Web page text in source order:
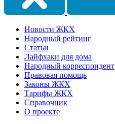
Новости ЖКХ
Народный рейтинг
Статьи
Лайфхаки для дома
Народный корреспондент
Правовая помощь
Законы ЖКХ
Тарифы ЖКХ
Справочник
О проекте